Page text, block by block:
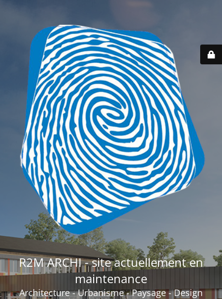
R2M ARCHI - site actuellement en
maintenance
Architecture - Urbanisme - Paysage - Design